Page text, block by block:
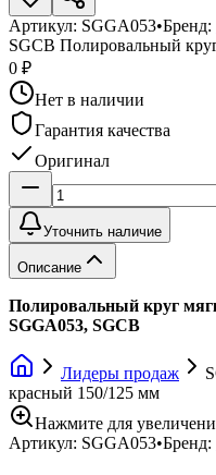
Артикул: SGGA053•Бренд:
SGCB Полировальный
0 ₽
Нет в наличии
Гарантия качества
Оригинал
Уточнить наличие
Описание
Полировальный круг
SGGA053, SGCB
Лидеры продаж
красный 150/125 мм
Нажмите для
Артикул: SGGA053•Бренд: